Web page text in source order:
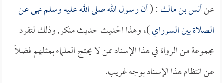
عنأنس بن مالك: (أن رسول الله صلى الله عليه وسلم نهى عن
الصلاة بين السوراي)، وهذا الحديث حديث منكر, وذلك لتفرد
مجموعة من الرواة في هذا الإسناد ممن لا يحتج العلماء بمثلهم فضلاً
عن انتظام هذا الإسناد بوجه غريب.